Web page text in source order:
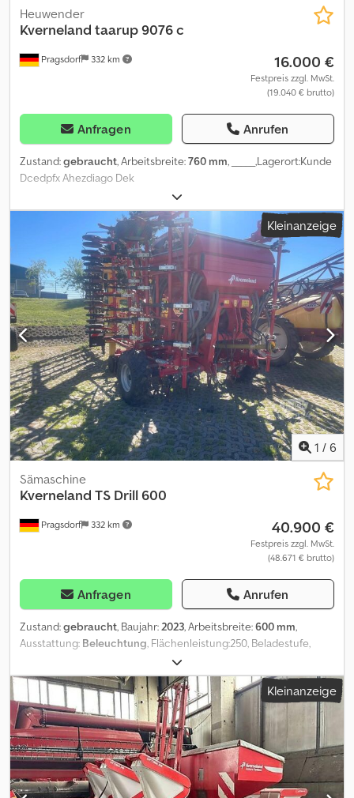
Pragsdorf 332 km
Heuwender
Kverneland taarup 9076 c
16.000 €
Festpreis zzgl. MwSt.
(19.040 € brutto)
Anfragen Anrufen
Zustand:gebraucht, Arbeitsbreite:760 mm, _____,Lagerort:Kunde
Dcedpfx Ahezdiago Dek
Kleinanzeige
1 / 6
Pragsdorf 332 km
Sämaschine
Kverneland TS Drill 600
40.900 €
Festpreis zzgl. MwSt.
(48.671 € brutto)
Anfragen Anrufen
Zustand:gebraucht, Baujahr:2023, Arbeitsbreite:600 mm,
Ausstattung: Beleuchtung, Flächenleistung:250, Beladestufe,
Fahrgassenschaltung, Hydraulische Klappung, Pneumatisch,
ISOBUS_____Heckanbau, hydr. klappbar, Beleuchtung, ISOBUS, AB
6,00mDirektsaatmaschine, FGS, Gelenkwelle,
Beleuchtung,Lagerort:Kunde Dedszdhkkjpfx Ah Djck
Kleinanzeige